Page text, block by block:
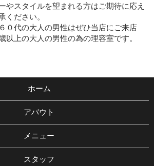
やスタイルを望まれる方はご期待に応え
ください。
０代の大人の男性はぜひ当店にご来店
以上の大人の男性の為の理容室です。
ホーム
アバウト
メニュー
スタッフ